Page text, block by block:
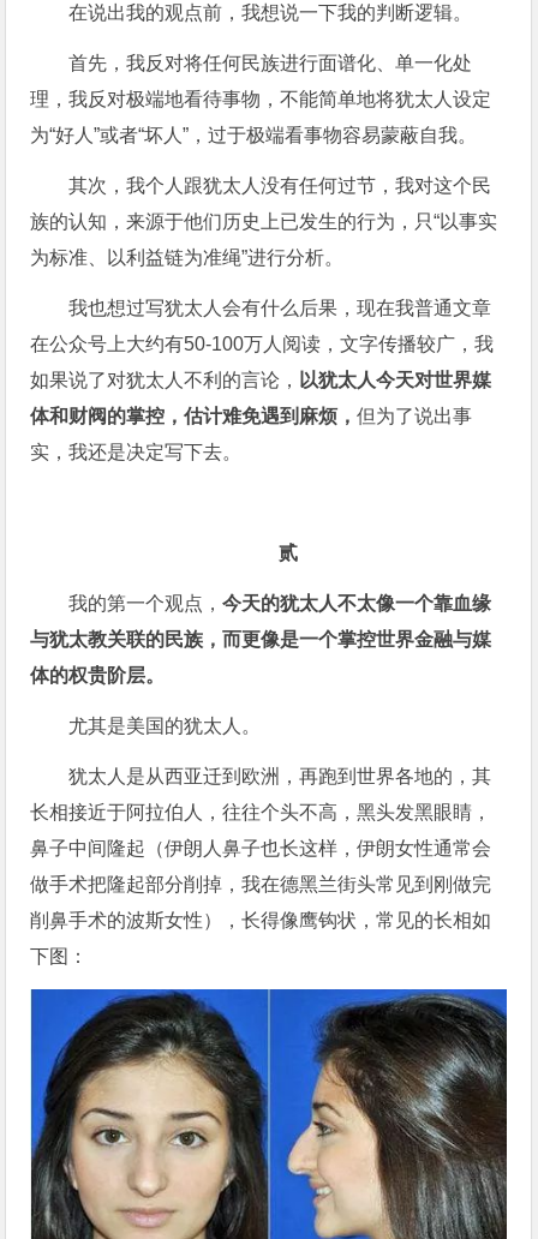
在说出我的观点前，我想说一下我的判断逻辑。
首先，我反对将任何民族进行面谱化、单一化处
理，我反对极端地看待事物，不能简单地将犹太人设定
为“好人”或者“坏人”，过于极端看事物容易蒙蔽自我。
其次，我个人跟犹太人没有任何过节，我对这个民
族的认知，来源于他们历史上已发生的行为，只“以事实
为标准、以利益链为准绳”进行分析。
我也想过写犹太人会有什么后果，现在我普通文章
在公众号上大约有50-100万人阅读，文字传播较广，我
如果说了对犹太人不利的言论， 以犹太人今天对世界媒
体和财阀的掌控，估计难免遇到麻烦，但为了说出事
实，我还是决定写下去。
贰
我的第一个观点，今天的犹太人不太像一个靠血缘
与犹太教关联的民族，而更像是一个掌控世界金融与媒
体的权贵阶层。
尤其是美国的犹太人。
犹太人是从西亚迁到欧洲，再跑到世界各地的，其
长相接近于阿拉伯人，往往个头不高，黑头发黑眼睛，
鼻子中间隆起（伊朗人鼻子也长这样，伊朗女性通常会
做手术把隆起部分削掉，我在德黑兰街头常见到刚做完
削鼻手术的波斯女性），长得像鹰钩状，常见的长相如
下图：